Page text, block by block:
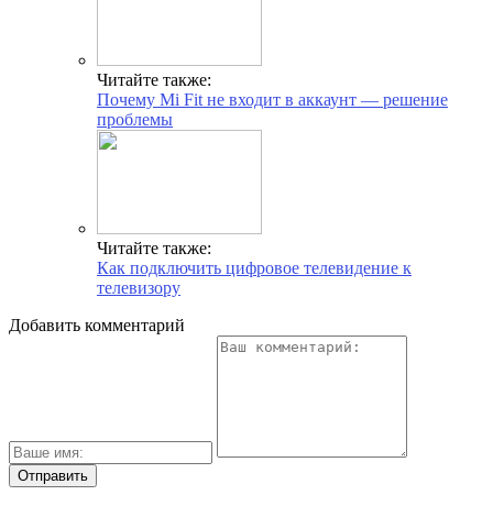
Читайте также:
Почему Mi Fit не входит в аккаунт — решение
проблемы
Читайте также:
Как подключить цифровое телевидение к
телевизору
Добавить комментарий